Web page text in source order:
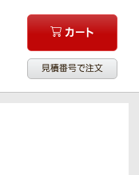
カート
見積番号で注文